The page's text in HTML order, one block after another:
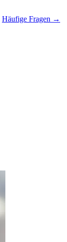
Häufige Fragen →